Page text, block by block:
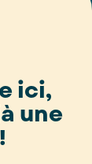
ici,
une